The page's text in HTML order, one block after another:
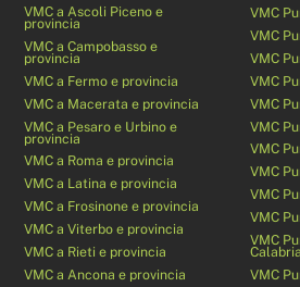
VMC a Ascoli Piceno e
provincia
VMC a Campobasso e
provincia
VMC a Fermo e provincia
VMC a Macerata e provincia
VMC a Pesaro e Urbino e
provincia
VMC a Roma e provincia
VMC a Latina e provincia
VMC a Frosinone e provincia
VMC a Viterbo e provincia
VMC a Rieti e provincia
VMC a Ancona e provincia
VMC
VMC
VMC
VMC
VMC
VMC
VMC
VMC
VMC
VMC
VMC
Calabria
VMC